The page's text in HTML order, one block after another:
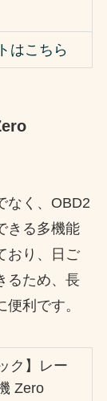
はこちら
なく、OBD2
きる多機能
おり、日ご
るため、長
利です。
ク】レー
Zero